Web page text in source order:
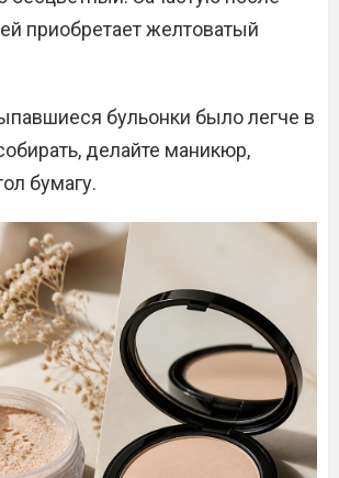
приобретает желтоватый
бульонки было легче в
делайте маникюр,
бумагу.